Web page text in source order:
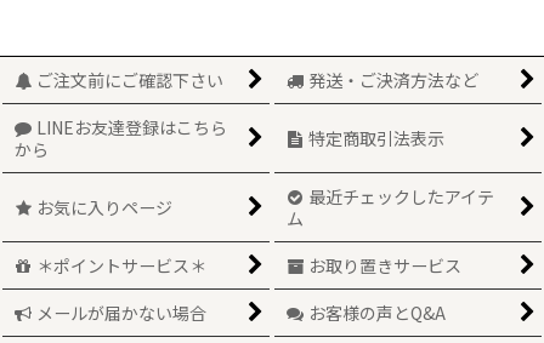
ご注文前にご確認下さい
発送・ご決済方法など
LINEお友達登録はこちら
から
特定商取引法表示
お気に入りページ
最近チェックしたアイテ
ム
＊ポイントサービス＊
お取り置きサービス
メールが届かない場合
お客様の声とQ&A